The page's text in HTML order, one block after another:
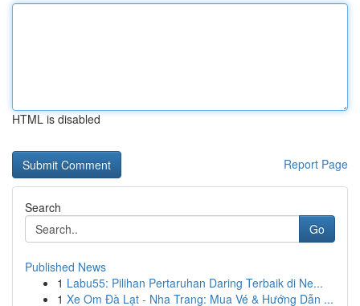
HTML is disabled
Report Page
Search
Go
Published News
1 Labu55: Pilihan Pertaruhan Daring Terbaik di Ne...
1 Xe Om Đà Lạt - Nha Trang: Mua Vé & Hướng Dẫn ...